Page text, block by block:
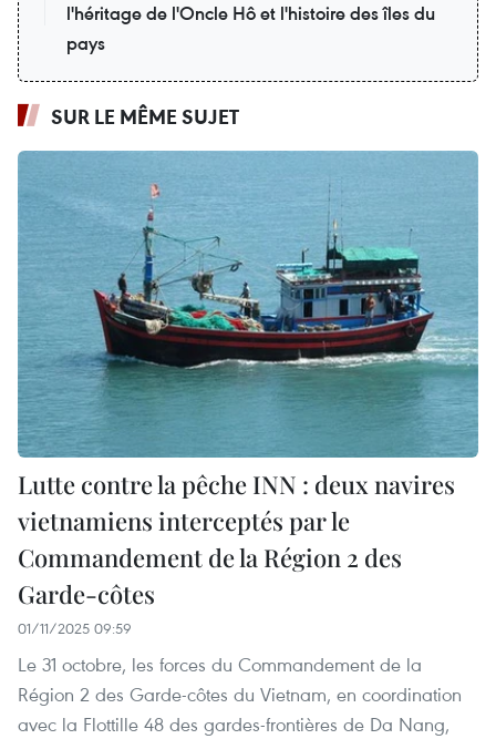
l'héritage de l'Oncle Hô et l'histoire des îles du
pays
SUR LE MÊME SUJET
Lutte contre la pêche INN : deux navires
vietnamiens interceptés par le
Commandement de la Région 2 des
Garde-côtes
01/11/2025 09:59
Le 31 octobre, les forces du Commandement de la
Région 2 des Garde-côtes du Vietnam, en coordination
avec la Flottille 48 des gardes-frontières de Da Nang,